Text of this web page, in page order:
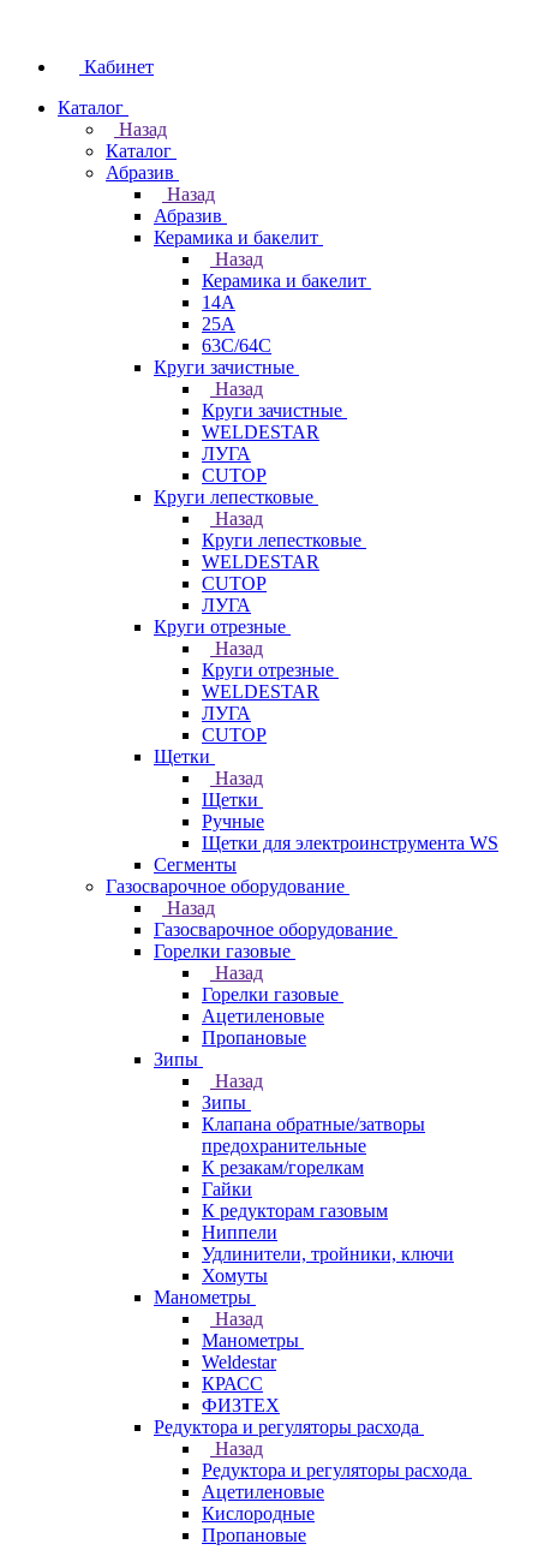
Кабинет
Каталог
Назад
Каталог
Абразив
Назад
Абразив
Керамика и бакелит
Назад
Керамика и бакелит
14А
25А
63С/64С
Круги зачистные
Назад
Круги зачистные
WELDESTAR
ЛУГА
CUTOP
Круги лепестковые
Назад
Круги лепестковые
WELDESTAR
CUTOP
ЛУГА
Круги отрезные
Назад
Круги отрезные
WELDESTAR
ЛУГА
CUTOP
Щетки
Назад
Щетки
Ручные
Щетки для электроинструмента WS
Сегменты
Газосварочное оборудование
Назад
Газосварочное оборудование
Горелки газовые
Назад
Горелки газовые
Ацетиленовые
Пропановые
Зипы
Назад
Зипы
Клапана обратные/затворы
предохранительные
К резакам/горелкам
Гайки
К редукторам газовым
Ниппели
Удлинители, тройники, ключи
Хомуты
Манометры
Назад
Манометры
Weldestar
КРАСС
ФИЗТЕХ
Редуктора и регуляторы расхода
Назад
Редуктора и регуляторы расхода
Ацетиленовые
Кислородные
Пропановые